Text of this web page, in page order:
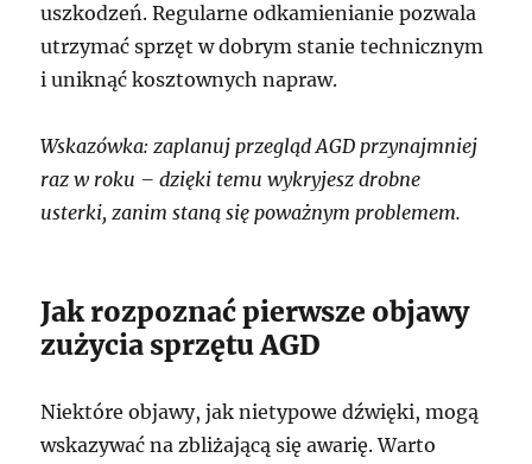
uszkodzeń. Regularne odkamienianie pozwala
utrzymać sprzęt w dobrym stanie technicznym
i uniknąć kosztownych napraw.
Wskazówka: zaplanuj przegląd AGD przynajmniej
raz w roku – dzięki temu wykryjesz drobne
usterki, zanim staną się poważnym problemem.
Jak rozpoznać pierwsze objawy
zużycia sprzętu AGD
Niektóre objawy, jak nietypowe dźwięki, mogą
wskazywać na zbliżającą się awarię. Warto